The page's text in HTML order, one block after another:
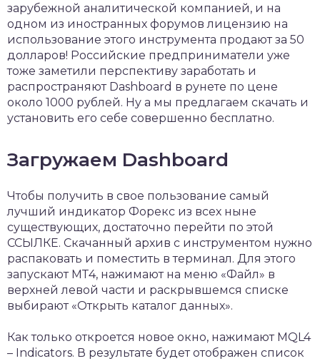
зарубежной аналитической компанией, и на
одном из иностранных форумов лицензию на
использование этого инструмента продают за 50
долларов! Российские предприниматели уже
тоже заметили перспективу заработать и
распространяют Dashboard в рунете по цене
около 1000 рублей. Ну а мы предлагаем скачать и
установить его себе совершенно бесплатно.
Загружаем Dashboard
Чтобы получить в свое пользование самый
лучший индикатор Форекс из всех ныне
существующих, достаточно перейти по этой
ССЫЛКЕ. Скачанный архив с инструментом нужно
распаковать и поместить в терминал. Для этого
запускают МТ4, нажимают на меню «Файл» в
верхней левой части и раскрывшемся списке
выбирают «Открыть каталог данных».
Как только откроется новое окно, нажимают MQL4
– Indicators. В результате будет отображен список